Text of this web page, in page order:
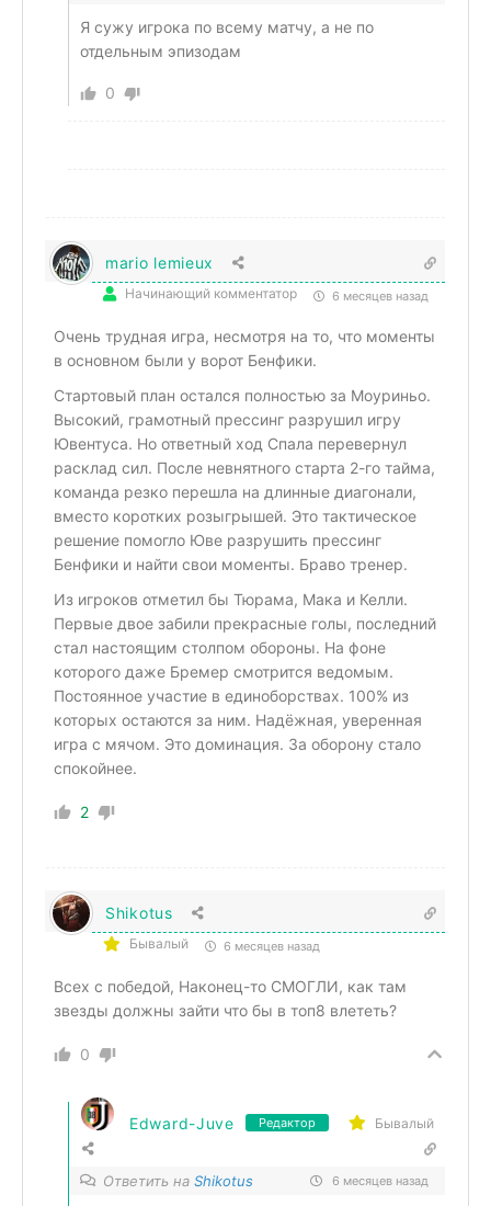
Я сужу игрока по всему матчу, а не по
отдельным эпизодам
0
mario lemieux
Начинающий комментатор 6 месяцев назад
Очень трудная игра, несмотря на то, что моменты
в основном были у ворот Бенфики.
Стартовый план остался полностью за Моуриньо.
Высокий, грамотный прессинг разрушил игру
Ювентуса. Но ответный ход Спала перевернул
расклад сил. После невнятного старта 2-го тайма,
команда резко перешла на длинные диагонали,
вместо коротких розыгрышей. Это тактическое
решение помогло Юве разрушить прессинг
Бенфики и найти свои моменты. Браво тренер.
Из игроков отметил бы Тюрама, Мака и Келли.
Первые двое забили прекрасные голы, последний
стал настоящим столпом обороны. На фоне
которого даже Бремер смотрится ведомым.
Постоянное участие в единоборствах. 100% из
которых остаются за ним. Надёжная, уверенная
игра с мячом. Это доминация. За оборону стало
спокойнее.
2
Shikotus
Бывалый 6 месяцев назад
Всех с победой, Наконец-то СМОГЛИ, как там
звезды должны зайти что бы в топ8 влететь?
0
Edward-Juve Редактор Бывалый
Ответить на Shikotus 6 месяцев назад